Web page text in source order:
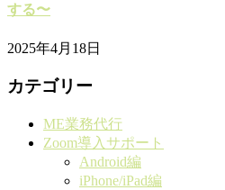
する〜
2025年4月18日
カテゴリー
ME業務代行
Zoom導入サポート
Android編
iPhone/iPad編